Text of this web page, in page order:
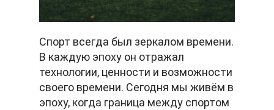
Спорт всегда был зеркалом времени.
В каждую эпоху он отражал
технологии, ценности и возможности
своего времени. Сегодня мы живём в
эпоху, когда граница между спортом